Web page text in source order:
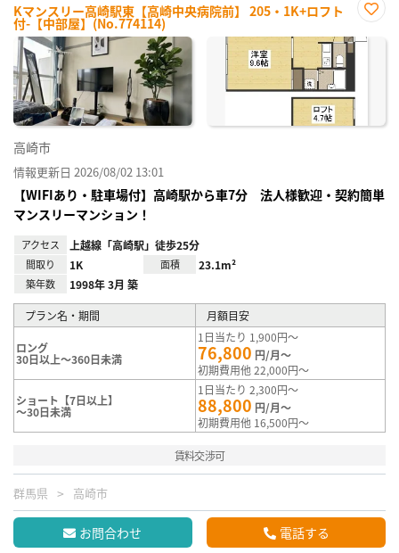
Kマンスリー高崎駅東【高崎中央病院前】 205・1K+ロフト
付-【中部屋】(No.774114)
に入
高崎市
情報更新日 2026/08/02 13:01
【WIFIあり・駐車場付】高崎駅から車7分 法人様歓迎・契約簡単
マンスリーマンション！
アクセス 上越線「高崎駅」徒歩25分
間取り 1K 面積 23.1m²
築年数 1998年 3月 築
プラン名・期間 月額目安
ロング
30日以上～360日未満
1日当たり 1,900円～
76,800 円/月～
初期費用他 22,000円～
ショート【7日以上】
～30日未満
1日当たり 2,300円～
88,800 円/月～
初期費用他 16,500円～
賃料交渉可
群馬県 高崎市
お問合わせ 電話する